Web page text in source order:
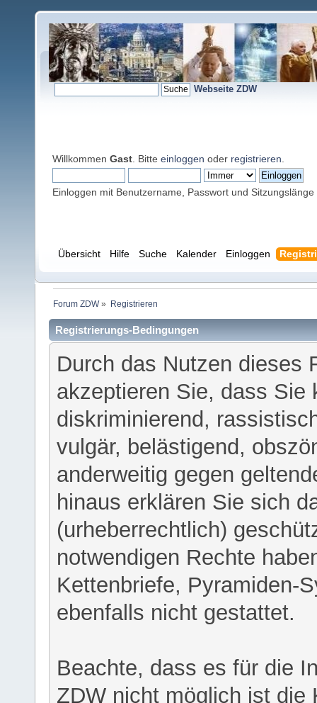
Webseite ZDW
Willkommen Gast . Bitte einloggen oder registrieren
Einloggen mit Benutzername, Passwort und Sitzungslänge
Übersicht Hilfe Suche Kalender Einloggen
Forum ZDW» Registrieren
Registrierungs-Bedingungen
Durch das Nutzen dieses
akzeptieren Sie, dass Sie
diskriminierend,
vulgär, belästigend,
anderweitig gegen
hinaus erklären Sie sich
(urheberrechtlich)
notwendigen Rechte
Kettenbriefe, Pyramiden-
ebenfalls nicht gestattet.
Beachte, dass es für die
ZDW nicht möglich ist die